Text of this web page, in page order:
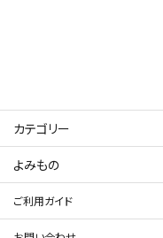
カテゴリー
よみもの
ご利用ガイド